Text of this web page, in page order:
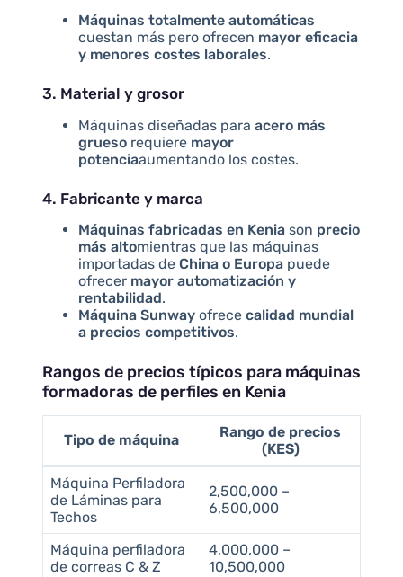
Máquinas totalmente automáticas
cuestan más pero ofrecen mayor eficacia
y menores costes laborales.
3. Material y grosor
Máquinas diseñadas para acero más
gruesorequiere mayor
potenciaaumentando los costes.
4. Fabricante y marca
Máquinas fabricadas en Keniason precio
más altomientras que las máquinas
importadas de China o Europapuede
ofrecer mayor automatización y
rentabilidad.
Máquina Sunwayofrece calidad mundial
a precios competitivos.
Rangos de precios típicos para máquinas
formadoras de perfiles en Kenia
Tipo de máquina
Rango de precios
(KES)
Máquina Perfiladora
de Láminas para
Techos
2,500,000 –
6,500,000
Máquina perfiladora
de correas C & Z
4,000,000 –
10,500,000